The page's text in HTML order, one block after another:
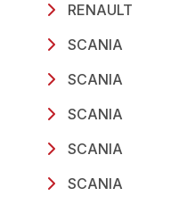
RENAULT
SCANIA
SCANIA
SCANIA
SCANIA
SCANIA